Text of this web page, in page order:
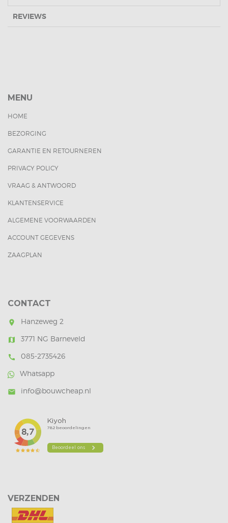
REVIEWS
MENU
HOME
BEZORGING
GARANTIE EN RETOURNEREN
PRIVACY POLICY
VRAAG & ANTWOORD
KLANTENSERVICE
ALGEMENE VOORWAARDEN
ACCOUNT GEGEVENS
ZAAGPLAN
CONTACT
room Hanzeweg 2
map 3771 NG Barneveld
call
085-2735426
Whatsapp
mail info@bouwcheap.nl
VERZENDEN